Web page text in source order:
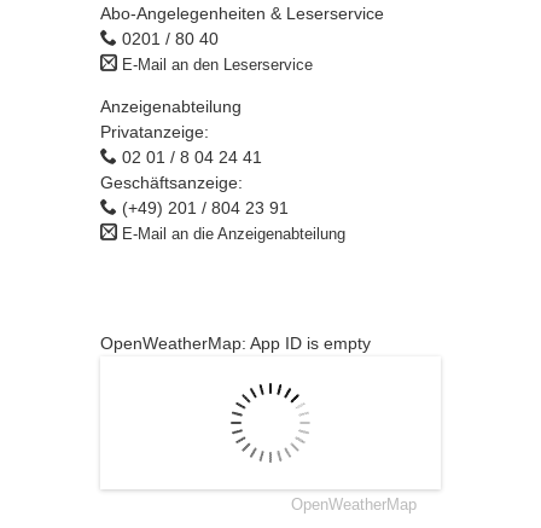
Abo-Angelegenheiten & Leserservice
0201 / 80 40
E-Mail an den Leserservice
Anzeigenabteilung
Privatanzeige:
02 01 / 8 04 24 41
Geschäftsanzeige:
(+49) 201 / 804 23 91
E-Mail an die Anzeigenabteilung
OpenWeatherMap: App ID is empty
OpenWeatherMap